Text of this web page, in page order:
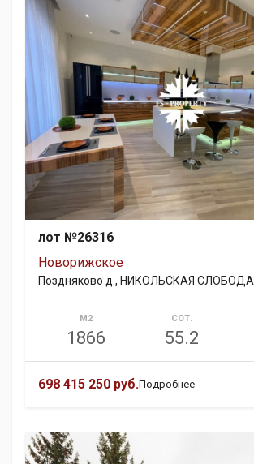
лот №26316
Новорижское
Поздняково д., НИКОЛЬСКАЯ СЛОБОДА
М2
1866
СОТ.
55.2
698 415 250 руб.Подробнее